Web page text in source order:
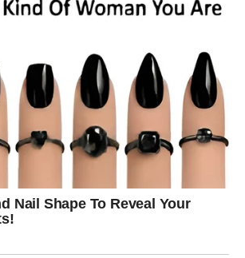
vaš trud i zalaganje.
ste zaslužili.
zablistate
pozitivni dani.